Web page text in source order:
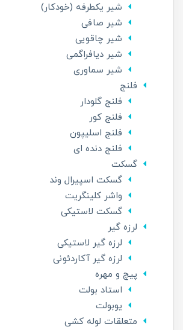
شیر یکطرفه (خودکار)
شیر صافی
شیر چاقویی
شیر دیافراگمی
شیر سماوری
فلنج
فلنج گلودار
فلنج کور
فلنج اسلیپون
فلنج دنده ای
گسکت
گسکت اسپیرال وند
واشر کلینگریت
گسکت لاستیکی
لرزه گیر
لرزه گیر لاستیکی
لرزه گیر آکاردئونی
پیچ و مهره
استاد بولت
یوبولت
متعلقات لوله کشی